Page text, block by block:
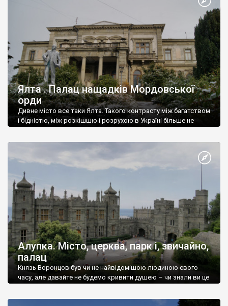
Ялта . Палац нащадків Мордовської
орди
Дивне місто все таки Ялта. Такого контрасту між багатством
і бідністю, між розкішшю і розрухою в Україні більше не
Алупка. Місто, церква, парк і, звичайно,
палац
Князь Воронцов був чи не найвідомішою людиною свого
часу, але давайте не будемо кривити душею – чи знали ви це